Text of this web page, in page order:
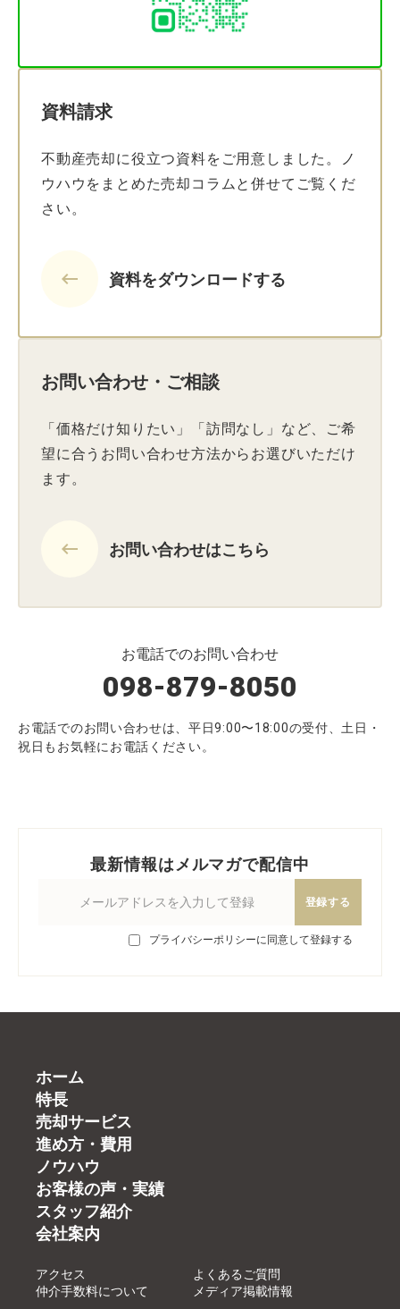
資料請求
不動産売却に役立つ資料をご用意しました。ノ
ウハウをまとめた売却コラムと併せてご覧くだ
さい。
keyboard_backspace 資料をダウンロードする
お問い合わせ・ご相談
「価格だけ知りたい」「訪問なし」など、ご希
望に合うお問い合わせ方法からお選びいただけ
ます。
keyboard_backspace お問い合わせはこちら
お電話でのお問い合わせ
098-879-8050
お電話でのお問い合わせは、平日9:00〜18:00の受付、土日・
祝日もお気軽にお電話ください。
最新情報はメルマガで配信中
登録する
プライバシーポリシーに同意して登録する
ホーム
特長
売却サービス
進め方・費用
ノウハウ
お客様の声・実績
スタッフ紹介
会社案内
アクセス
よくあるご質問
仲介手数料について
メディア掲載情報